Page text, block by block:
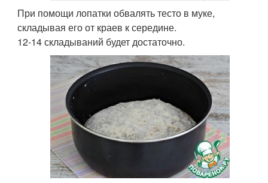
При помощи лопатки обвалять тесто в муке,
складывая его от краев к середине.
12-14 складываний будет достаточно.